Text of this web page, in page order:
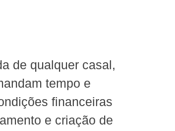
de qualquer casal,
tempo e
financeiras
e criação de